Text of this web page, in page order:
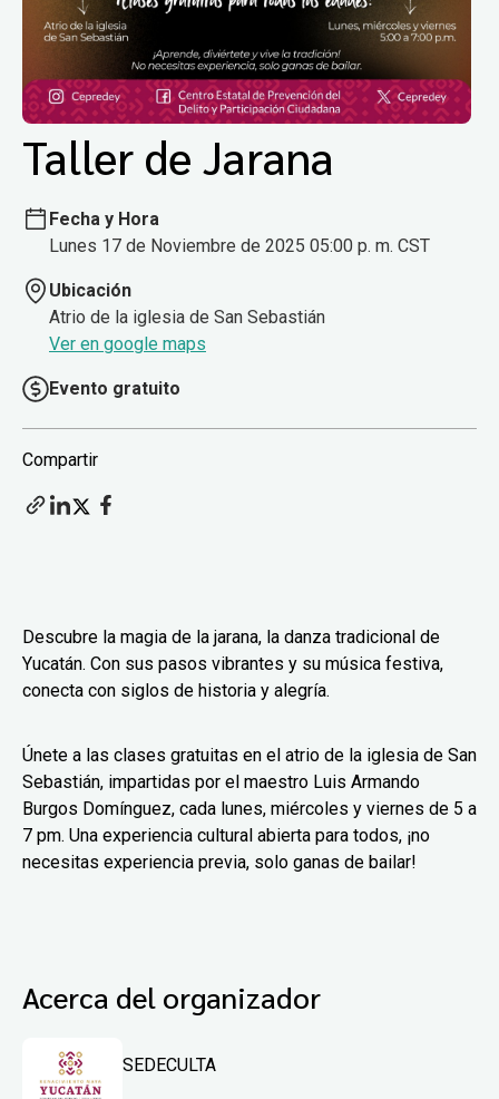
Taller de Jarana
Fecha y Hora
Lunes 17 de Noviembre de 2025 05:00 p. m. CST
Ubicación
Atrio de la iglesia de San Sebastián
Ver en google maps
Evento gratuito
Compartir
Descubre la magia de la jarana, la danza tradicional de
Yucatán. Con sus pasos vibrantes y su música festiva,
conecta con siglos de historia y alegría.
Únete a las clases gratuitas en el atrio de la iglesia de San
Sebastián, impartidas por el maestro Luis Armando
Burgos Domínguez, cada lunes, miércoles y viernes de 5 a
7 pm. Una experiencia cultural abierta para todos, ¡no
necesitas experiencia previa, solo ganas de bailar!
Acerca del organizador
SEDECULTA